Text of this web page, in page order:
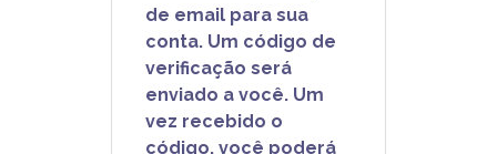
de email para sua
conta. Um código de
verificação será
enviado a você. Um
vez recebido o
código, você poderá